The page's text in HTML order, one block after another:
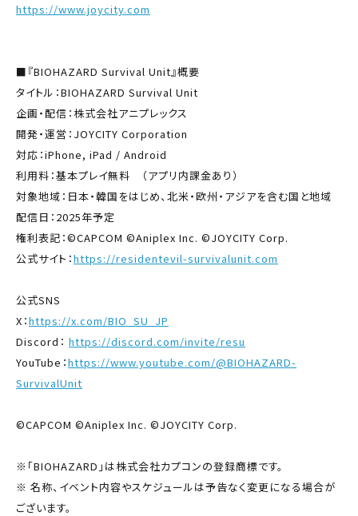
https://www.joycity.com
■『BIOHAZARD Survival Unit』概要
タイトル：BIOHAZARD Survival Unit
企画・配信：株式会社アニプレックス
開発・運営：JOYCITY Corporation
対応：iPhone, iPad / Android
利用料：基本プレイ無料 （アプリ内課金あり）
対象地域：日本・韓国をはじめ、北米・欧州・アジアを含む国と地域
配信日：2025年予定
権利表記：©CAPCOM ©Aniplex Inc. ©JOYCITY Corp.
公式サイト：https://residentevil-survivalunit.com
公式SNS
X：https://x.com/BIO_SU_JP
Discord： https://discord.com/invite/resu
YouTube：https://www.youtube.com/@BIOHAZARD-
SurvivalUnit
©CAPCOM ©Aniplex Inc. ©JOYCITY Corp.
※「BIOHAZARD」は株式会社カプコンの登録商標です。
※ 名称、イベント内容やスケジュールは予告なく変更になる場合が
ございます。